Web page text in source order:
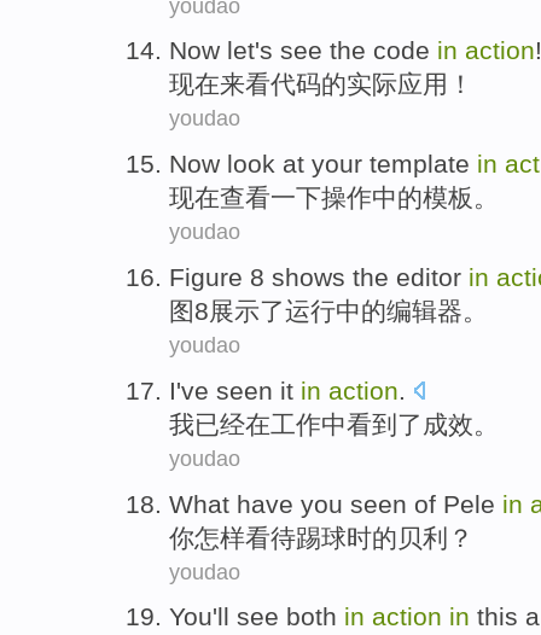
youdao
Now let's see the code in action!
现在来看代码的实际应用 ！
youdao
Now look at your template in
现在查看一下操作中的模板。
youdao
Figure 8 shows the editor in
图8展示了运行中的编辑器。
youdao
I've seen it in action.
我已经在工作中看到了成效。
youdao
What have you seen of Pele in
你怎样看待踢球时的贝利？
youdao
You'll see both in action in this